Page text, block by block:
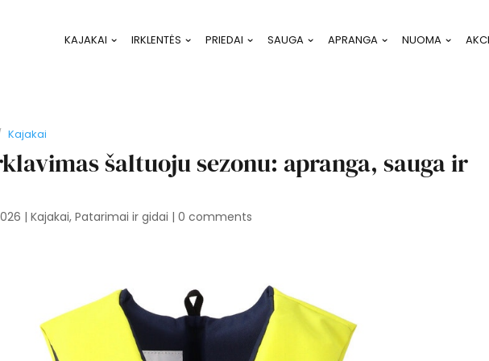
KAJAKAI IRKLENTĖS PRIEDAI SAUGA APRANGA NUOMA
Kajakai
šaltuoju sezonu: apranga, sauga ir
|Kajakai,Patarimai ir gidai |0 comments